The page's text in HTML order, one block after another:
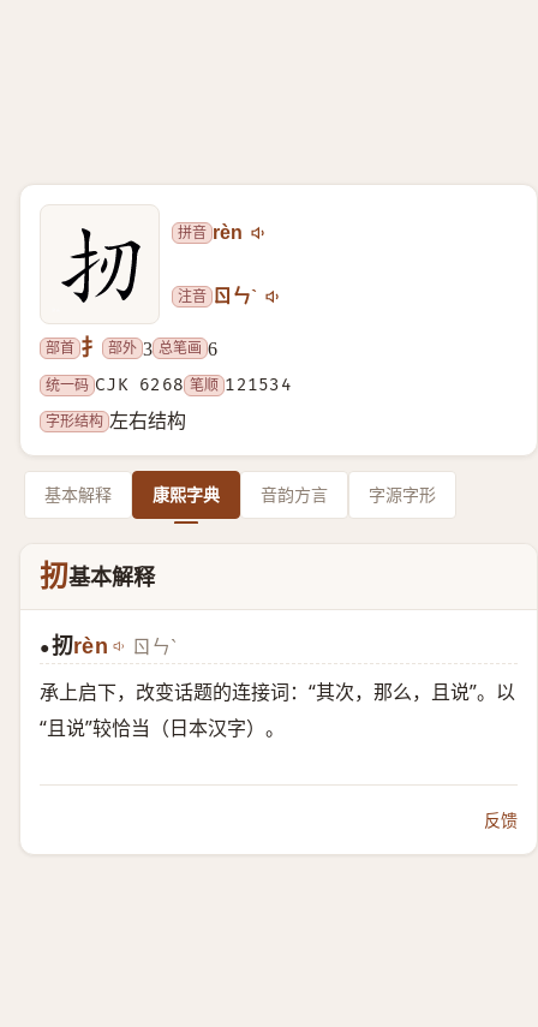
拼音 rèn
注音 ㄖㄣˋ
部首 扌 部外 3 总笔画 6
统一码 CJK 6268 笔顺 121534
字形结构 左右结构
基本解释 康熙字典 音韵方言 字源字形
扨基本解释
●扨rèn ㄖㄣˋ
承上启下，改变话题的连接词：“其次，那么，且说”。以
“且说”较恰当（日本汉字）。
反馈